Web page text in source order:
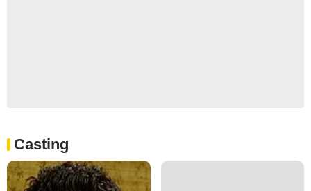
Casting